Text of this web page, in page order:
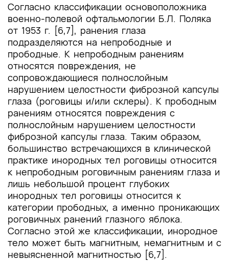
Согласно классификации основоположника
военно-полевой офтальмологии Б.Л. Поляка
от 1953 г. [6,7], ранения глаза
подразделяются на непрободные и
прободные. К непрободным ранениям
относятся повреждения, не
сопровождающиеся полнослойным
нарушением целостности фиброзной капсулы
глаза (роговицы и/или склеры). К прободным
ранениям относятся повреждения с
полнослойным нарушением целостности
фиброзной капсулы глаза. Таким образом,
большинство встречающихся в клинической
практике инородных тел роговицы относится
к непрободным роговичным ранениям глаза и
лишь небольшой процент глубоких
инородных тел роговицы относится к
категории прободных, а именно проникающих
роговичных ранений глазного яблока.
Согласно этой же классификации, инородное
тело может быть магнитным, немагнитным и с
невыясненной магнитностью [6,7].